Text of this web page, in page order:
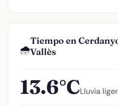
🌧️
Tiempo en
Vallès
13.6°CLluvia